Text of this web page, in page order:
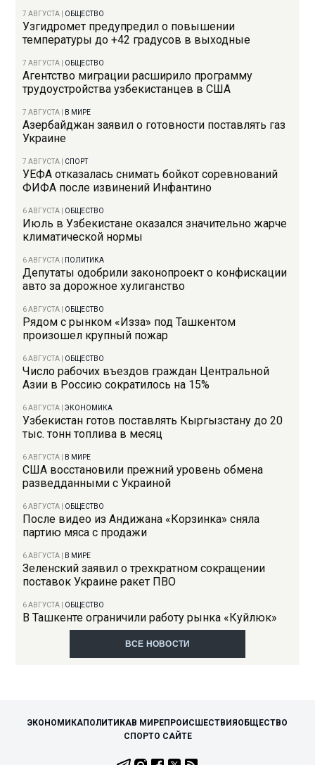
7 АВГУСТА ОБЩЕСТВО
Узгидромет предупредил о повышении
температуры до +42 градусов в выходные
7 АВГУСТА ОБЩЕСТВО
Агентство миграции расширило программу
трудоустройства узбекистанцев в США
7 АВГУСТА В МИРЕ
Азербайджан заявил о готовности поставлять газ
Украине
7 АВГУСТА СПОРТ
УЕФА отказалась снимать бойкот соревнований
ФИФА после извинений Инфантино
6 АВГУСТА ОБЩЕСТВО
Июль в Узбекистане оказался значительно жарче
климатической нормы
6 АВГУСТА ПОЛИТИКА
Депутаты одобрили законопроект о конфискации
авто за дорожное хулиганство
6 АВГУСТА ОБЩЕСТВО
Рядом с рынком «Изза» под Ташкентом
произошел крупный пожар
6 АВГУСТА ОБЩЕСТВО
Число рабочих въездов граждан Центральной
Азии в Россию сократилось на 15%
6 АВГУСТА |ЭКОНОМИКА
Узбекистан готов поставлять Кыргызстану до 20
тыс. тонн топлива в месяц
6 АВГУСТА В МИРЕ
США восстановили прежний уровень обмена
разведданными с Украиной
6 АВГУСТА ОБЩЕСТВО
После видео из Андижана «Корзинка» сняла
партию мяса с продажи
6 АВГУСТА В МИРЕ
Зеленский заявил о трехкратном сокращении
поставок Украине ракет ПВО
6 АВГУСТА ОБЩЕСТВО
В Ташкенте ограничили работу рынка «Куйлюк»
ВСЕ НОВОСТИ
ЭКОНОМИКАПОЛИТИКАВ МИРЕПРОИСШЕСТВИЯ ОБЩЕСТВО
СПОРТО САЙТЕ